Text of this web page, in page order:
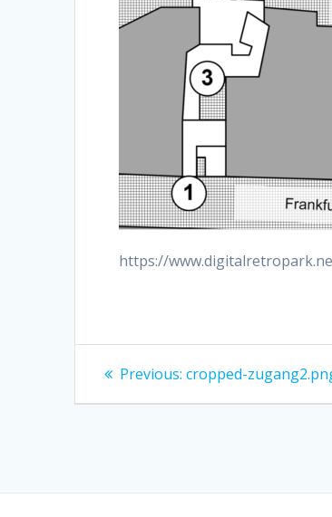
https://
Previous: Previous
cropped-